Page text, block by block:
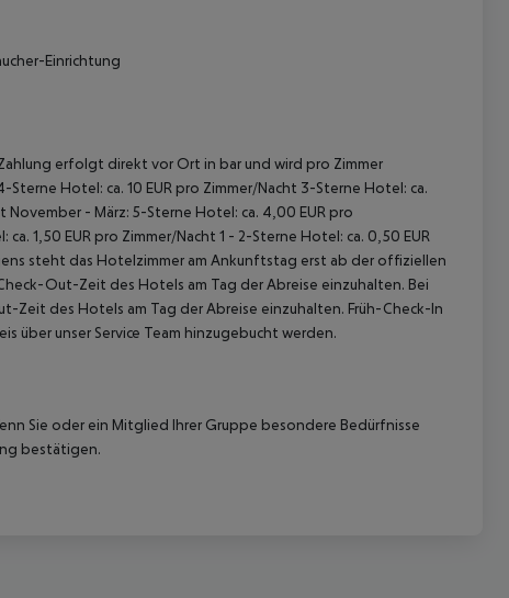
Einrichtung
erfolgt direkt vor Ort in bar und wird pro Zimmer
Hotel: ca. 10 EUR pro Zimmer/Nacht 3-Sterne Hotel: ca.
November - März: 5-Sterne Hotel: ca. 4,00 EUR pro
1,50 EUR pro Zimmer/Nacht 1 - 2-Sterne Hotel: ca. 0,50 EUR
steht das Hotelzimmer am Ankunftstag erst ab der offiziellen
Out-Zeit des Hotels am Tag der Abreise einzuhalten. Bei
Zeit des Hotels am Tag der Abreise einzuhalten. Früh-Check-In
über unser Service Team hinzugebucht werden.
Sie oder ein Mitglied Ihrer Gruppe besondere Bedürfnisse
bestätigen.